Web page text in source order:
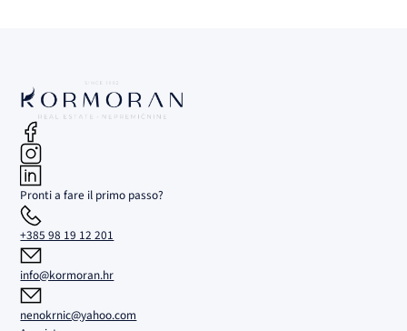
Pronti a fare il primo passo?
+385 98 19 12 201
info@kormoran.hr
nenokrnic@yahoo.com